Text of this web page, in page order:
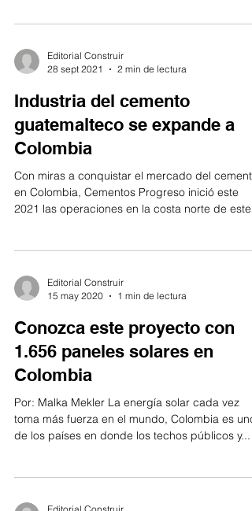
Editorial Construir
28 sept 2021
2 min de lectura
Industria del cemento
guatemalteco se expande a
Colombia
Con miras a conquistar el mercado del cemento
en Colombia, Cementos Progreso inició este
2021 las operaciones en la costa norte de
Editorial Construir
15 may 2020
1 min de lectura
Conozca este proyecto con
1.656 paneles solares en
Colombia
Por: Malka Mekler La energía solar cada vez
toma más fuerza en el mundo, Colombia es uno
de los países en donde los techos públicos y...